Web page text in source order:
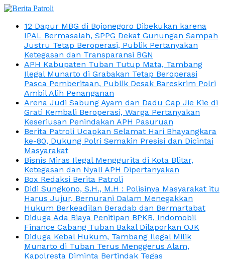
12 Dapur MBG di Bojonegoro Dibekukan karena
IPAL Bermasalah, SPPG Dekat Gunungan Sampah
Justru Tetap Beroperasi, Publik Pertanyakan
Ketegasan dan Transparansi BGN
APH Kabupaten Tuban Tutup Mata, Tambang
Ilegal Munarto di Grabakan Tetap Beroperasi
Pasca Pemberitaan, Publik Desak Bareskrim Polri
Ambil Alih Penanganan
Arena Judi Sabung Ayam dan Dadu Cap Jie Kie di
Grati Kembali Beroperasi, Warga Pertanyakan
Keseriusan Penindakan APH Pasuruan
Berita Patroli Ucapkan Selamat Hari Bhayangkara
ke-80, Dukung Polri Semakin Presisi dan Dicintai
Masyarakat
Bisnis Miras Ilegal Menggurita di Kota Blitar,
Ketegasan dan Nyali APH Dipertanyakan
Box Redaksi Berita Patroli
Didi Sungkono, S.H., M.H : Polisinya Masyarakat itu
Harus Jujur, Bernurani Dalam Menegakkan
Hukum Berkeadilan Beradab dan Bermartabat
Diduga Ada Biaya Penitipan BPKB, Indomobil
Finance Cabang Tuban Bakal Dilaporkan OJK
Diduga Kebal Hukum, Tambang Ilegal Milik
Munarto di Tuban Terus Menggerus Alam,
Kapolresta Diminta Bertindak Tegas